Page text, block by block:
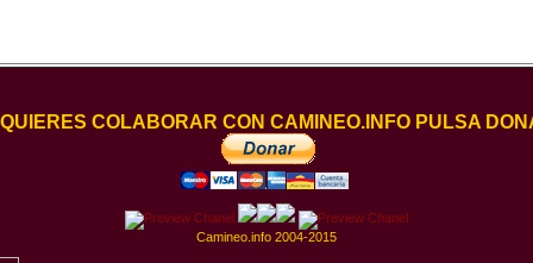
COLABORAR CON CAMINEO.INFO PULSA
Camineo.info 2004-2015